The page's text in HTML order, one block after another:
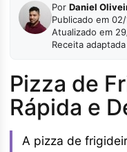
Por Daniel
Publicado em
Atualizado em
Receita
Pizza de
Rápida e
A pizza de